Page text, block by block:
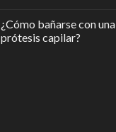
¿Cómo bañarse con una
prótesis capilar?